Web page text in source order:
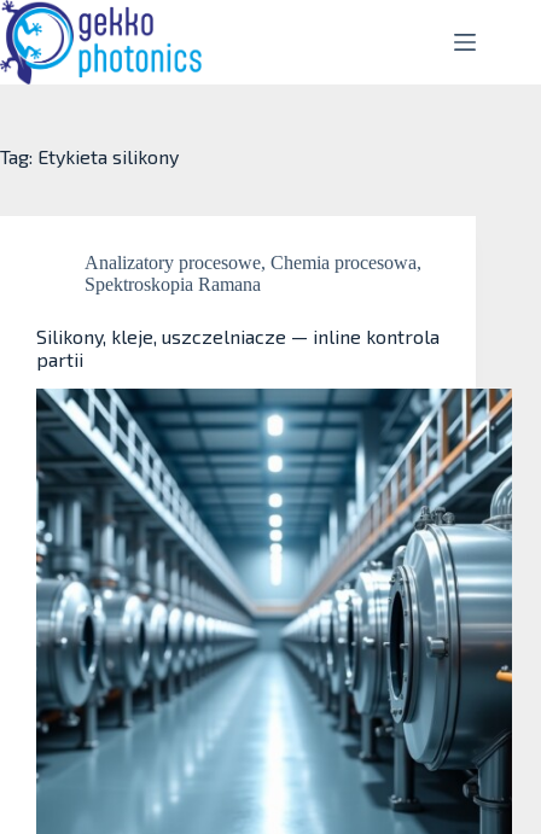
Tag: Etykieta silikony
Analizatory procesowe, Chemia procesowa,
Spektroskopia Ramana
Silikony, kleje, uszczelniacze — inline kontrola
partii